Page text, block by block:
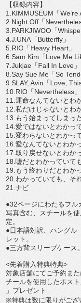
【収録内容】
1.KIMMUSEUM 「We’re
2.Night Off 「
3.PARKJIWOO 「
4.J.UNA「Butterfly 」
5.RIO 「Heavy Heart 」
6.Sam Kim 「Love Me
7.Jukjae 「Fall In Love 」
8.Say Sue Me 「So
9.SLAY, Avin 「Love,
10.RIO 「Nevertheless 」
11.運命なんてないとわ
12.私だけじゃないとわ
13.もう始まってしまっ
14.愛ではないとわかっ
15.変わらないとわかっ
16.愛なんてないとわか
17.取り戻せないとわか
18.嘘だとわかっていても
19.もう終わりだとわか
20.わかっていても、そ
21.ナビ
●32ページにわたるフル
写真含む、 スチールを
定。
●日本語対訳、ハングル
レット。
●三方背スリーブケース。
<先着購入特典特典>
対象店舗にてご予約ま
チールを使用したポス
」プレゼント
※特典は数に限りがござ